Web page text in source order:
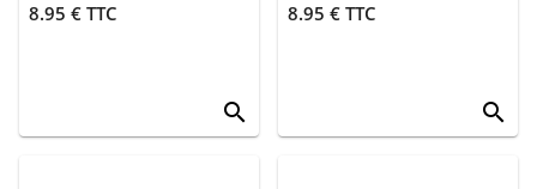
8.95 € TTC
search
8.95 € TTC
search